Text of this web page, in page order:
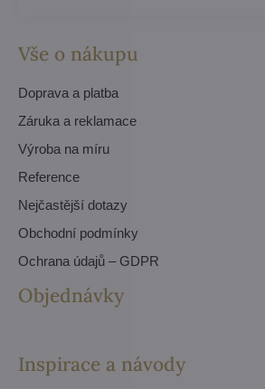
Vše o nákupu
Doprava a platba
Záruka a reklamace
Výroba na míru
Reference
Nejčastější dotazy
Obchodní podmínky
Ochrana údajů – GDPR
Objednávky
Inspirace a návody